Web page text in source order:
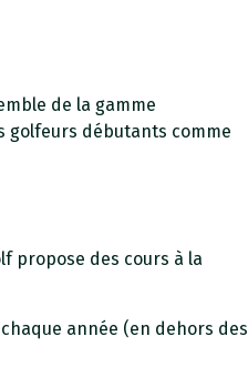
de la gamme
golfeurs débutants comme
propose des cours à la
année (en dehors des